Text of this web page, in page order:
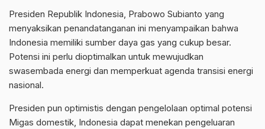
Presiden Republik Indonesia, Prabowo Subianto yang
menyaksikan penandatanganan ini menyampaikan bahwa
Indonesia memiliki sumber daya gas yang cukup besar.
Potensi ini perlu dioptimalkan untuk mewujudkan
swasembada energi dan memperkuat agenda transisi energi
nasional.
Presiden pun optimistis dengan pengelolaan optimal potensi
Migas domestik, Indonesia dapat menekan pengeluaran